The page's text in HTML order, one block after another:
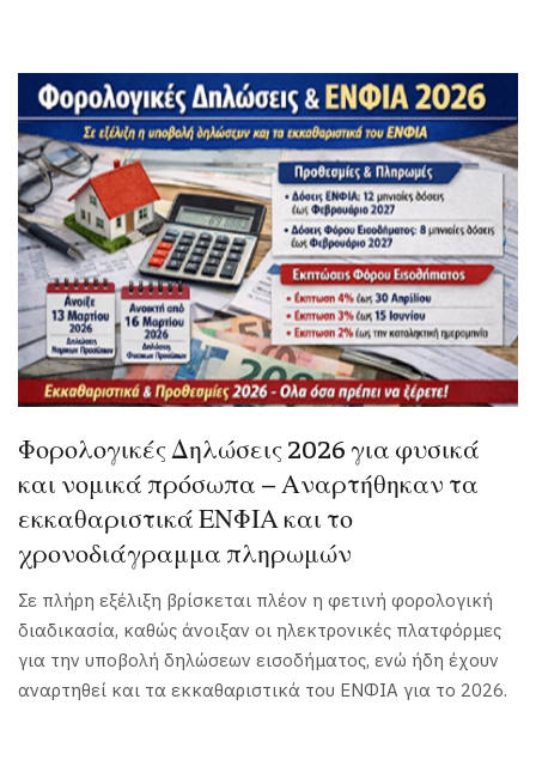
Φορολογικές Δηλώσεις 2026 για φυσικά
και νομικά πρόσωπα – Αναρτήθηκαν τα
εκκαθαριστικά ΕΝΦΙΑ και το
χρονοδιάγραμμα πληρωμών
Σε πλήρη εξέλιξη βρίσκεται πλέον η φετινή φορολογική
διαδικασία, καθώς άνοιξαν οι ηλεκτρονικές πλατφόρμες
για την υποβολή δηλώσεων εισοδήματος, ενώ ήδη έχουν
αναρτηθεί και τα εκκαθαριστικά του ΕΝΦΙΑ για το 2026.